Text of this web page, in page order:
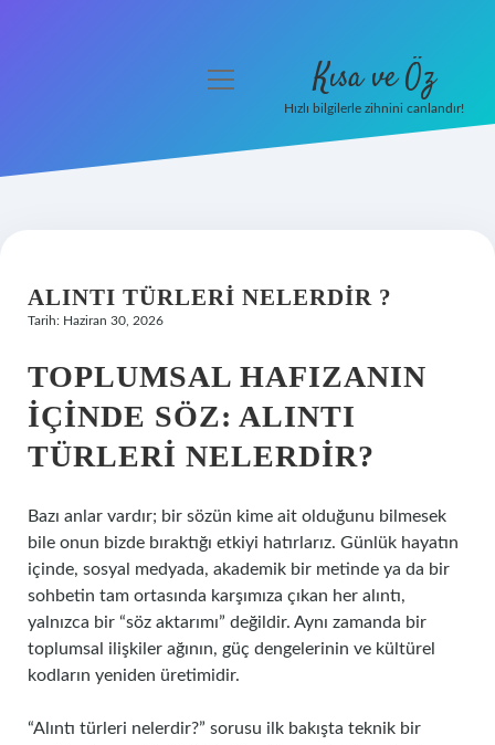
Hakkımızda
menüyü
Kısa ve Öz
Hızlı bilgilerle zihnini canlandır!
ALINTI TÜRLERI NELERDIR ?
Tarih: Haziran 30, 2026
TOPLUMSAL HAFIZANIN
İÇINDE SÖZ: ALINTI
TÜRLERI NELERDIR?
Bazı anlar vardır; bir sözün kime ait olduğunu bilmesek
bile onun bizde bıraktığı etkiyi hatırlarız. Günlük hayatın
içinde, sosyal medyada, akademik bir metinde ya da bir
sohbetin tam ortasında karşımıza çıkan her alıntı,
yalnızca bir “söz aktarımı” değildir. Aynı zamanda bir
toplumsal ilişkiler ağının, güç dengelerinin ve kültürel
kodların yeniden üretimidir.
“Alıntı türleri nelerdir?” sorusu ilk bakışta teknik bir